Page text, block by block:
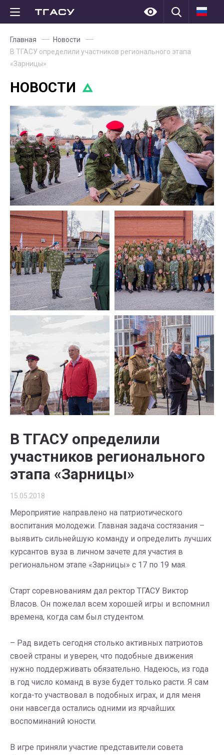
Главная
Новости
В ТГАСУ определили участников регионального этапа
«Зарницы»
НОВОСТИ
В ТГАСУ определили
участников регионального
этапа «Зарницы»
15.05.2018
Мероприятие направлено на патриотического
воспитания молодежи. Главная задача состязания –
выявить сильнейшую команду и определить лучших
курсантов вуза в личном зачете для участия в
региональном этапе «Зарницы» с 17 по 19 мая.
Старт соревнованиям дал ректор ТГАСУ Виктор
Власов. Он пожелал всем хорошей игры и вспомнил
времена, когда сам был студентом.
– Рад видеть сегодня столько активных патриотов
своей страны и уверен, что подобные движения
нужно поддерживать обязательно. Надеюсь, из года
в год число команд в вузе будет только расти. Я сам
когда-то участвовал в подобных играх, и для меня
они навсегда остались одними из ярчайших
воспоминаний юности.
В игре приняли участие представители совета